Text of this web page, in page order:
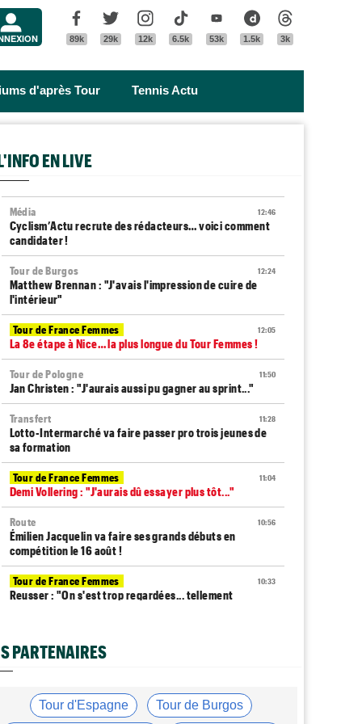
Facebook
89k
Twitter
29k
Instagram
12k
Tik Tok
6.5k
Youtube
53k
Dailymotion
1.5k 3k
d'après Tour Tennis Actu
EN LIVE
12:46
Média
Cyclism’Actu recrute des rédacteurs… voici comment
candidater !
12:24
Tour de Burgos
Matthew Brennan : "J'avais l'impression de cuire de
l'intérieur"
12:05
Tour de France Femmes
La 8e étape à Nice… la plus longue du Tour Femmes !
11:50
Tour de Pologne
Jan Christen : "J'aurais aussi pu gagner au sprint..."
11:28
Transfert
Lotto-Intermarché va faire passer pro trois jeunes de
sa formation
11:04
Tour de France Femmes
Demi Vollering : "J'aurais dû essayer plus tôt..."
10:56
Route
Émilien Jacquelin va faire ses grands débuts en
compétition le 16 août !
10:33
Tour de France Femmes
Reusser : "On s'est trop regardées... tellement
Robert Gesink : "Le cyclisme moderne est beaucoup
plus propre..."
Tour de France Femmes
Puck Pieterse : "L’ascension du Ventoux était
PARTENAIRES
Tour d'Espagne Tour de Burgos